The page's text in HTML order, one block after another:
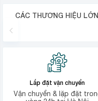
CÁC THƯƠNG HIỆU LỚN
Lắp đặt vận chuyển
Vận chuyển & lặp đặt